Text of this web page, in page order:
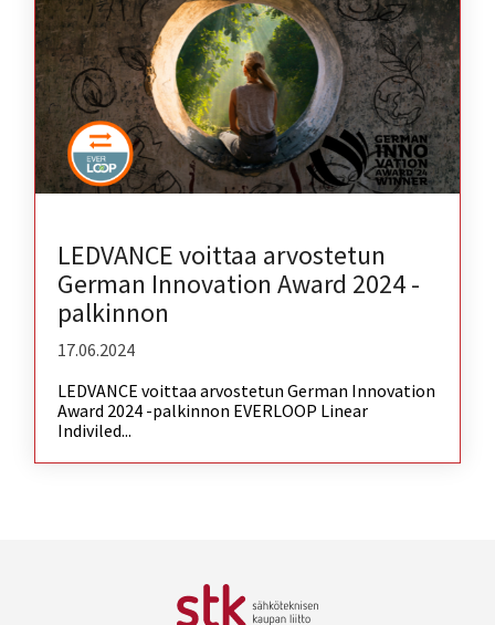
LEDVANCE voittaa arvostetun
German Innovation Award 2024 -
palkinnon
17.06.2024
LEDVANCE voittaa arvostetun German Innovation
Award 2024 -palkinnon EVERLOOP Linear
Indiviled...